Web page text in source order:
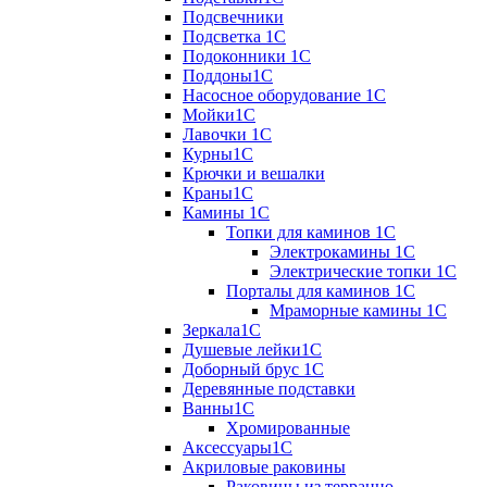
Подсвечники
Подсветка 1С
Подоконники 1С
Поддоны1С
Насосное оборудование 1С
Мойки1С
Лавочки 1С
Курны1С
Крючки и вешалки
Краны1С
Камины 1C
Топки для каминов 1C
Электрокамины 1С
Электрические топки 1C
Порталы для каминов 1С
Мраморные камины 1C
Зеркала1С
Душевые лейки1С
Доборный брус 1С
Деревянные подставки
Ванны1С
Хромированные
Аксессуары1С
Акриловые раковины